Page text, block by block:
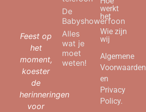
Feest op
het
moment,
koester
de
herinneringen
voor
De
Babyshowerfoon
Alles
wat je
moet
weten!
werkt
het
Wie zijn
wij
Algemene
Voorwaarden
en
Privacy
Policy.